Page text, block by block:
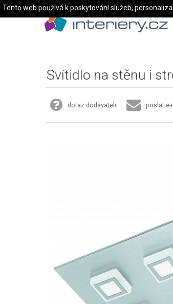
Svítidlo na stěnu i
dotaz dodavateli poslat e-
Tento web používá k poskytování služeb,